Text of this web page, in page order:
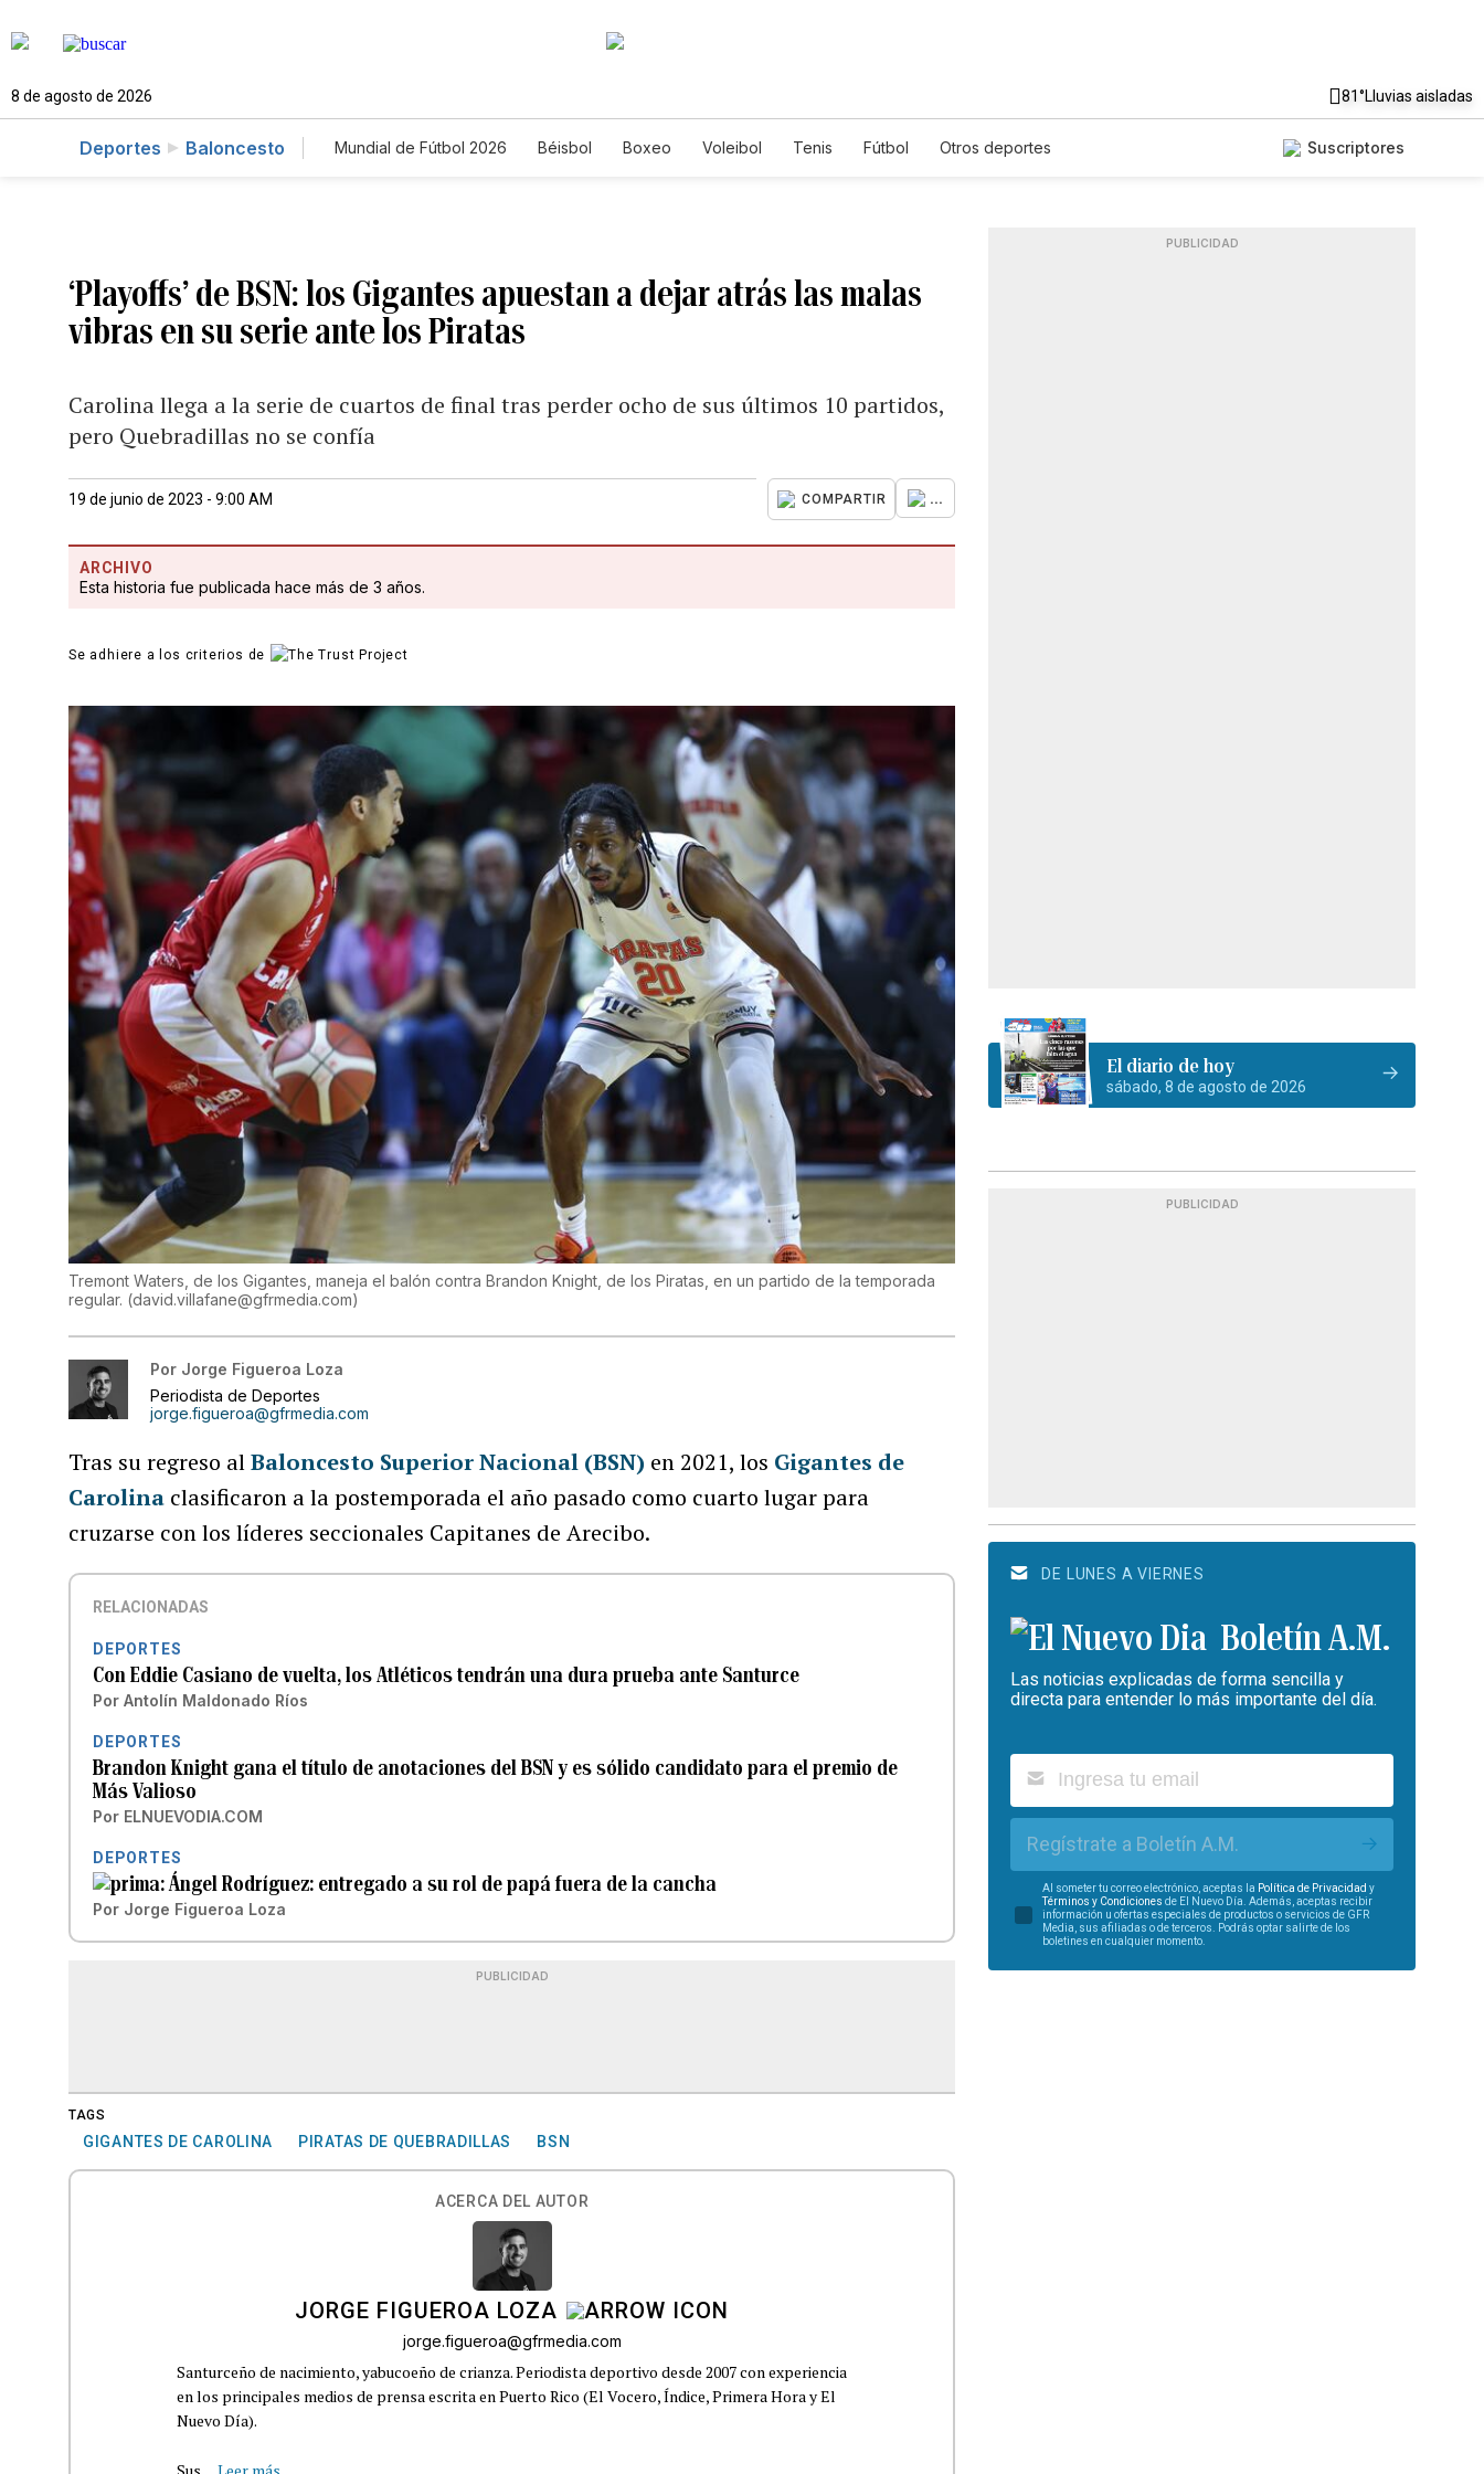
8 de agosto de 2026 81°Lluvias aisladas
Deportes Baloncesto Mundial de Fútbol 2026 Béisbol Boxeo Voleibol Tenis Fútbol Otros deportes Suscriptores
‘Playoffs’ de BSN: los Gigantes apuestan a dejar atrás las malas
vibras en su serie ante los Piratas
Carolina llega a la serie de cuartos de final tras perder ocho de sus últimos 10 partidos,
pero Quebradillas no se confía
19 de junio de 2023 - 9:00 AM COMPARTIR ...
ARCHIVO
Esta historia fue publicada hace más de 3 años.
Se adhiere a los criterios de
Tremont Waters, de los Gigantes, maneja el balón contra Brandon Knight, de los Piratas, en un partido de la temporada
regular. (david.villafane@gfrmedia.com)
Por Jorge Figueroa Loza
Periodista de Deportes
jorge.figueroa@gfrmedia.com
Tras su regreso alBaloncesto Superior Nacional (BSN) en 2021, los Gigantes de
Carolina clasificaron a la postemporada el año pasado como cuarto lugar para
cruzarse con los líderes seccionales Capitanes de Arecibo.
RELACIONADAS
DEPORTES
Con Eddie Casiano de vuelta, los Atléticos tendrán una dura prueba ante Santurce
Por Antolín Maldonado Ríos
DEPORTES
Brandon Knight gana el título de anotaciones del BSN y es sólido candidato para el premio de
Más Valioso
Por ELNUEVODIA.COM
DEPORTES
Ángel Rodríguez: entregado a su rol de papá fuera de la cancha
Por Jorge Figueroa Loza
PUBLICIDAD
TAGS
GIGANTES DE CAROLINA PIRATAS DE QUEBRADILLAS BSN
ACERCA DEL AUTOR
JORGE FIGUEROA LOZA
jorge.figueroa@gfrmedia.com
Santurceño de nacimiento, yabucoeño de crianza. Periodista deportivo desde 2007 con experiencia
en los principales medios de prensa escrita en Puerto Rico (El Vocero, Índice, Primera Hora y El
Nuevo Día).
Sus... Leer más
PUBLICIDAD
El diario de hoy
sábado, 8 de agosto de 2026
PUBLICIDAD
DE LUNES A VIERNES
Boletín A.M.
Las noticias explicadas de forma sencilla y
directa para entender lo más importante del día.
Regístrate a Boletín A.M.
Al someter tu correo electrónico, aceptas la Política de Privacidad y
Términos y Condiciones de El Nuevo Día. Además, aceptas recibir
información u ofertas especiales de productos o servicios de GFR
Media, sus afiliadas o de terceros. Podrás optar salirte de los
boletines en cualquier momento.